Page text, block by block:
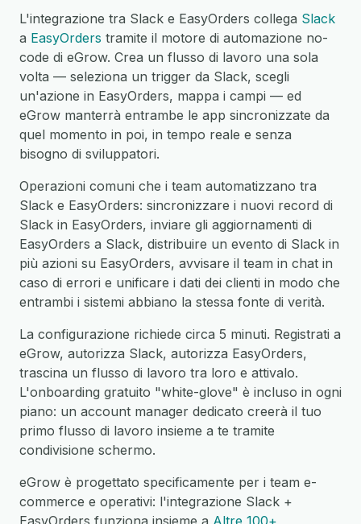
L'integrazione tra Slack e EasyOrders collega Slack
a EasyOrders tramite il motore di automazione no-
code di eGrow. Crea un flusso di lavoro una sola
volta — seleziona un trigger da Slack, scegli
un'azione in EasyOrders, mappa i campi — ed
eGrow manterrà entrambe le app sincronizzate da
quel momento in poi, in tempo reale e senza
bisogno di sviluppatori.
Operazioni comuni che i team automatizzano tra
Slack e EasyOrders: sincronizzare i nuovi record di
Slack in EasyOrders, inviare gli aggiornamenti di
EasyOrders a Slack, distribuire un evento di Slack in
più azioni su EasyOrders, avvisare il team in chat in
caso di errori e unificare i dati dei clienti in modo che
entrambi i sistemi abbiano la stessa fonte di verità.
La configurazione richiede circa 5 minuti. Registrati a
eGrow, autorizza Slack, autorizza EasyOrders,
trascina un flusso di lavoro tra loro e attivalo.
L'onboarding gratuito "white-glove" è incluso in ogni
piano: un account manager dedicato creerà il tuo
primo flusso di lavoro insieme a te tramite
condivisione schermo.
eGrow è progettato specificamente per i team e-
commerce e operativi: l'integrazione Slack +
EasyOrders funziona insieme a Altre 100+